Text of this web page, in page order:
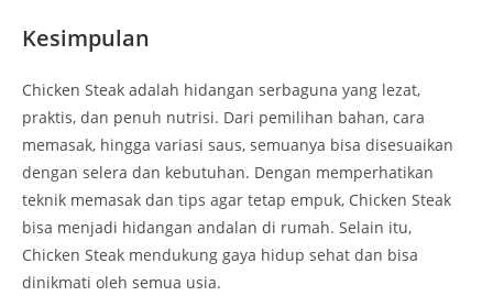
Kesimpulan
Chicken Steak adalah hidangan serbaguna yang lezat,
praktis, dan penuh nutrisi. Dari pemilihan bahan, cara
memasak, hingga variasi saus, semuanya bisa disesuaikan
dengan selera dan kebutuhan. Dengan memperhatikan
teknik memasak dan tips agar tetap empuk, Chicken Steak
bisa menjadi hidangan andalan di rumah. Selain itu,
Chicken Steak mendukung gaya hidup sehat dan bisa
dinikmati oleh semua usia.